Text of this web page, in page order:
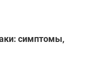
симптомы,